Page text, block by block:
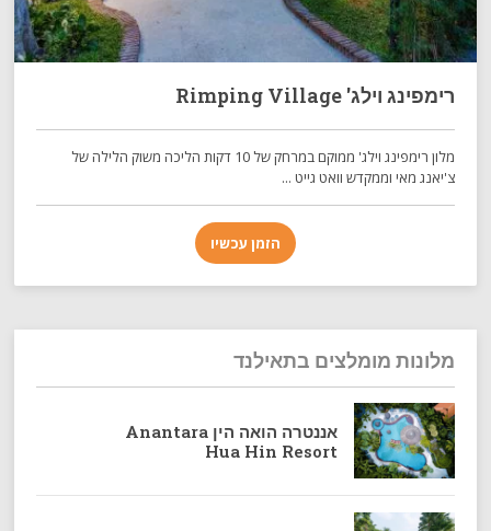
רימפינג וילג' Rimping Village
מלון רימפינג וילג' ממוקם במרחק של 10 דקות הליכה משוק הלילה של
צ'יאנג מאי וממקדש וואט גייט ...
הזמן עכשיו
מלונות מומלצים בתאילנד
אננטרה הואה הין Anantara
Hua Hin Resort